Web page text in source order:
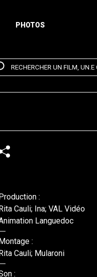
PHOTOS
RECHERCHER UN FILM,
:
Cauli; Ina; VAL Vidéo
Languedoc
:
Cauli; Mularoni
: